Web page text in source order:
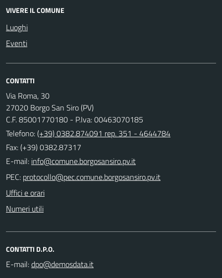
VIVERE IL COMUNE
Luoghi
Eventi
CONTATTI
Via Roma, 30
27020 Borgo San Siro (PV)
C.F. 85001770180 - P.Iva: 00463070185
Telefono:(+39) 0382.874091 rep. 351 - 4644784
Fax: (+39) 0382.87317
E-mail:
PEC:
Uffici e orari
Numeri utili
CONTATTI D.P.O.
E-mail: